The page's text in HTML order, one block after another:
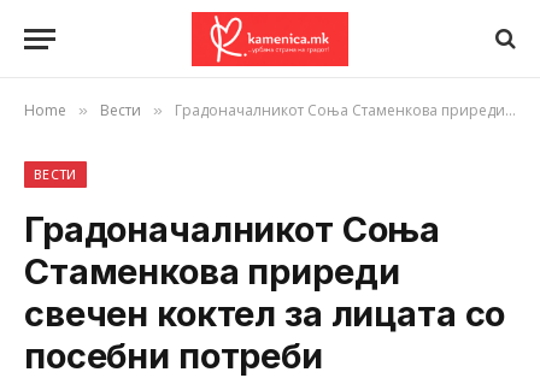
Home » Вести » Градоначалникот Соња Стаменкова приреди свечен коктел за лицата со посебни потреби
ВЕСТИ
Градоначалникот Соња
Стаменкова приреди
свечен коктел за лицата со
посебни потреби